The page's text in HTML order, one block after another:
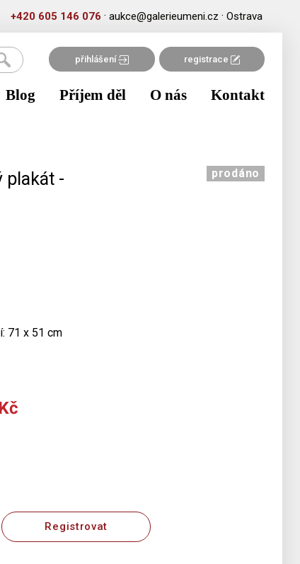
+420 605 146 076 · aukce@galerieumeni.cz · Ostrava
přihlášení registrace
Blog Příjem děl O nás Kontakt
plakát -
prodáno
71 x 51 cm
Registrovat